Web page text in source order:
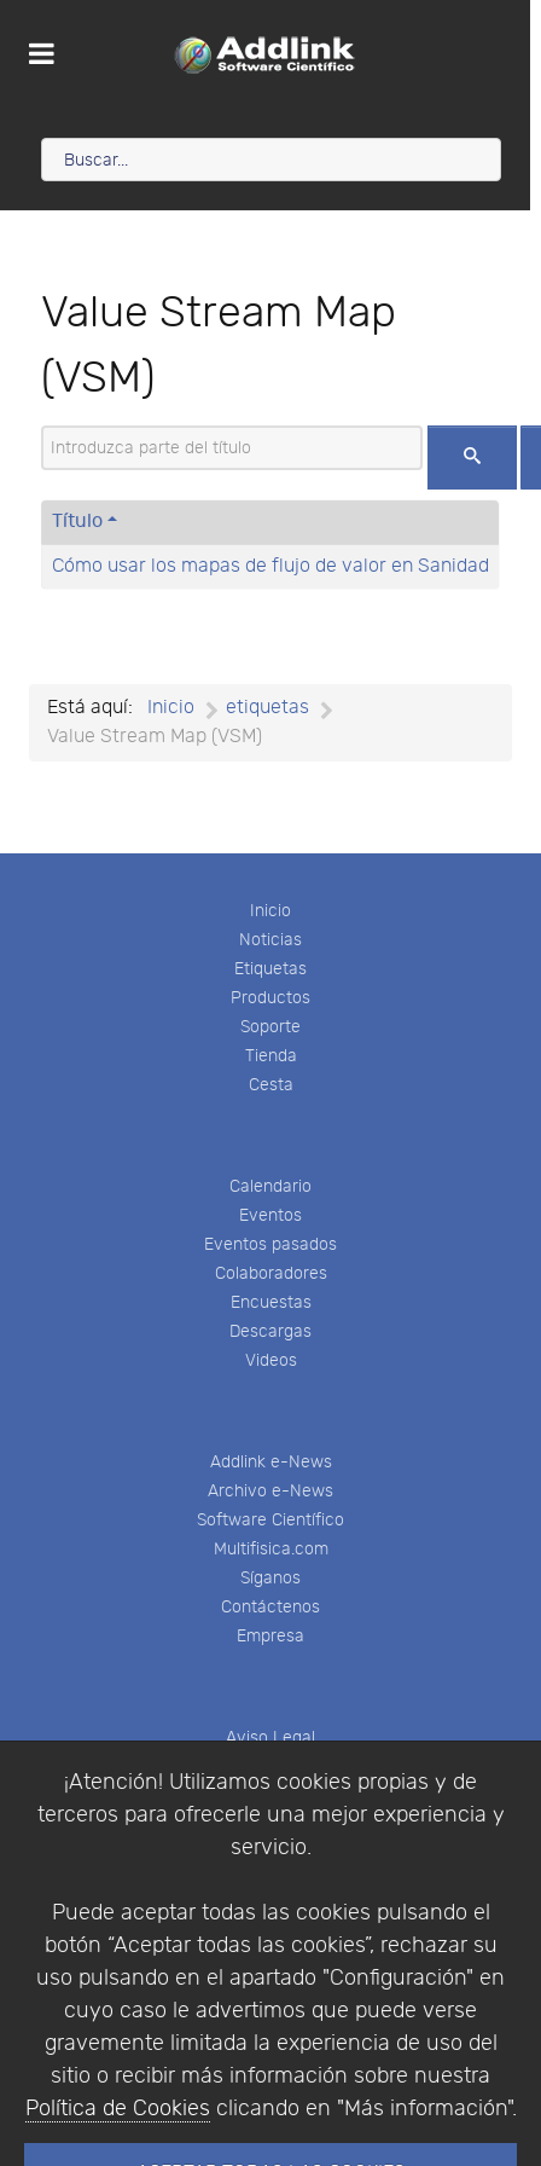
¡Atención! Utilizamos cookies propias y de
terceros para ofrecerle una mejor experiencia y
servicio.
Puede aceptar todas las cookies pulsando el
botón “Aceptar todas las cookies”, rechazar su
uso pulsando en el apartado "Configuración" en
cuyo caso le advertimos que puede verse
gravemente limitada la experiencia de uso del
sitio o recibir más información sobre nuestra
Política de Cookies clicando en "Más información".
Value Stream Map
(VSM)
Introduzca parte del título
Título
Cómo usar los mapas de flujo de valor en Sanidad
Está aquí: Inicio
etiquetas
Value Stream Map (VSM)
Inicio
Noticias
Etiquetas
Productos
Soporte
Tienda
Cesta
Calendario
Eventos
Eventos pasados
Colaboradores
Encuestas
Descargas
Videos
Addlink e-News
Archivo e-News
Software Científico
Multifisica.com
Síganos
Contáctenos
Empresa
Aviso Legal
Política de Privacidad
Condiciones de compra
Identificarse
Empresa|Aviso Legal| Política de Privacidad |
Política de Cookies
© Copyright 1994 - 2026. Addlink Software
Científico, S.L.